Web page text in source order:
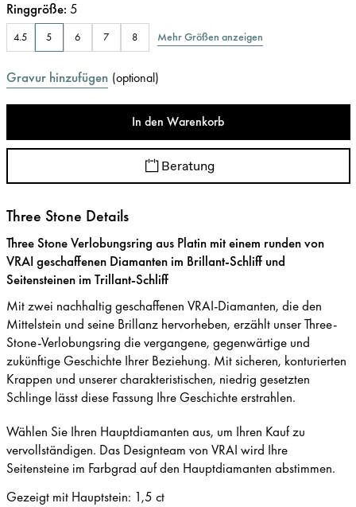
Ringgröße: 5
4.5 5 6 7 8 Mehr Größen anzeigen
Gravur hinzufügen (optional)
In den Warenkorb
Beratung
Three Stone Details
Three Stone Verlobungsring aus Platin mit einem runden von
VRAI geschaffenen Diamanten im Brillant-Schliff und
Seitensteinen im Trillant-Schliff
Mit zwei nachhaltig geschaffenen VRAI-Diamanten, die den
Mittelstein und seine Brillanz hervorheben, erzählt unser Three-
Stone-Verlobungsring die vergangene, gegenwärtige und
zukünftige Geschichte Ihrer Beziehung. Mit sicheren, konturierten
Krappen und unserer charakteristischen, niedrig gesetzten
Schlinge lässt diese Fassung Ihre Geschichte erstrahlen.
Wählen Sie Ihren Hauptdiamanten aus, um Ihren Kauf zu
vervollständigen. Das Designteam von VRAI wird Ihre
Seitensteine im Farbgrad auf den Hauptdiamanten abstimmen.
Gezeigt mit Hauptstein: 1,5 ct